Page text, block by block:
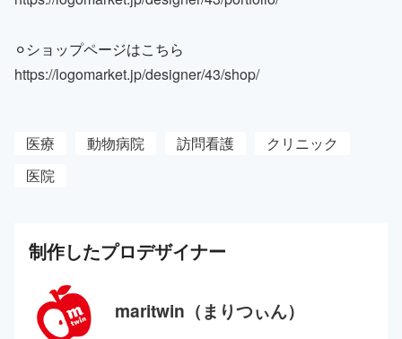
⚪︎ショップページはこちら
https://logomarket.jp/designer/43/shop/
医療 動物病院 訪問看護
クリニック
医院
制作したプロデザイナー
maritwin（まりつぃん）